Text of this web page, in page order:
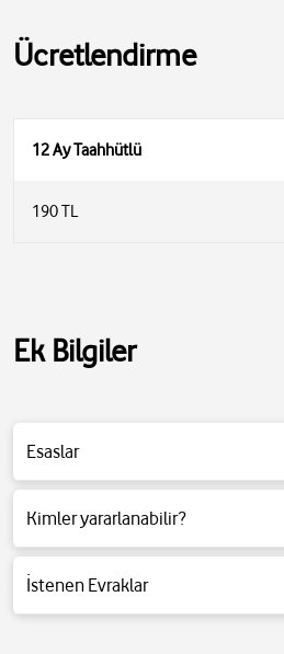
Ücretlendirme
12 Ay Taahhütlü
190 TL
Ek Bilgiler
Esaslar
Detaylı bilgi içintıklayınız.
Kimler yararlanabilir?
Detaylı bilgi içintıklayınız.
İstenen Evraklar
Detaylı bilgi içintıklayınız.